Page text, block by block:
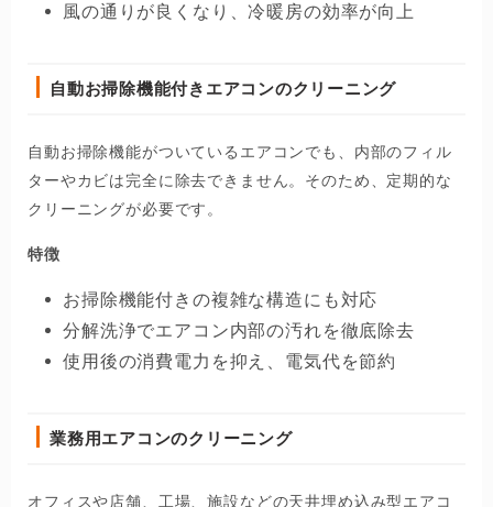
風の通りが良くなり、冷暖房の効率が向上
自動お掃除機能付きエアコンのクリーニング
自動お掃除機能がついているエアコンでも、内部のフィル
ターやカビは完全に除去できません。そのため、定期的な
クリーニングが必要です。
特徴
お掃除機能付きの複雑な構造にも対応
分解洗浄でエアコン内部の汚れを徹底除去
使用後の消費電力を抑え、電気代を節約
業務用エアコンのクリーニング
オフィスや店舗、工場、施設などの天井埋め込み型エアコ